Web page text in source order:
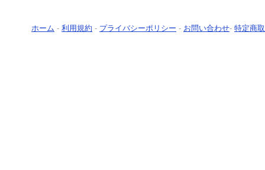
ホーム - 利用規約 - プライバシーポリシー - お問い合わせ- 特定商